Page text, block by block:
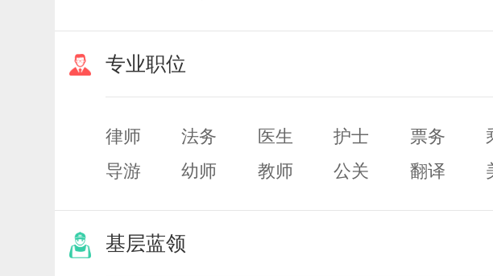
专业职位
律师 法务 医生 护士 票务
导游
幼师 教师 公关 翻译
化妆
摄影/摄像
基层蓝领